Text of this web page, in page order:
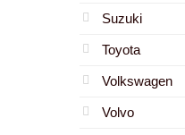
Suzuki
Toyota
Volkswagen
Volvo